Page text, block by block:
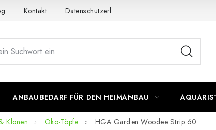
Kontakt Datenschutzerklärung
ANBAUBEDARF FÜR DEN HEIMANBAU
Klonen Öko-Töpfe HGA Garden Woodee Strip 60